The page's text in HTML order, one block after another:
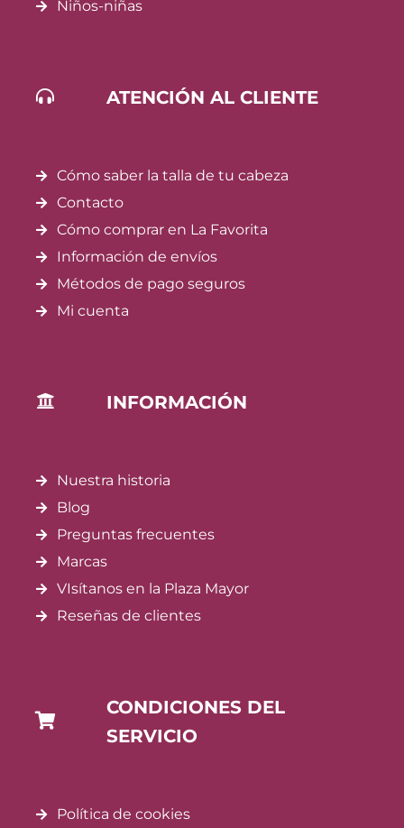
Niños-niñas
ATENCIÓN AL CLIENTE
Cómo saber la talla de tu cabeza
Contacto
Cómo comprar en La Favorita
Información de envíos
Métodos de pago seguros
Mi cuenta
INFORMACIÓN
Nuestra historia
Blog
Preguntas frecuentes
Marcas
VIsítanos en la Plaza Mayor
Reseñas de clientes
CONDICIONES DEL
SERVICIO
Política de cookies